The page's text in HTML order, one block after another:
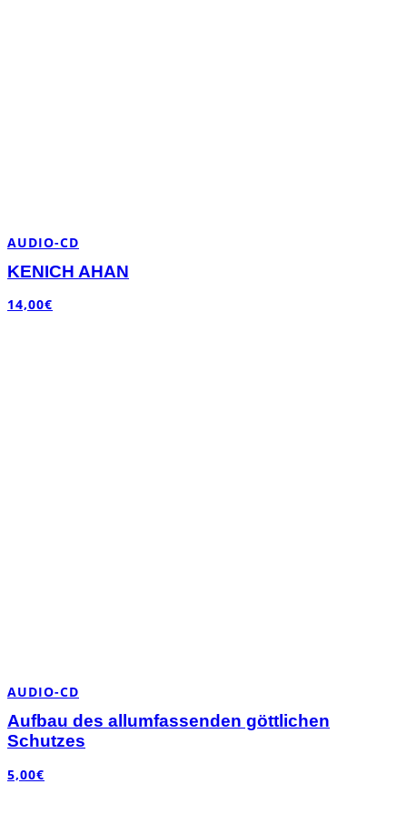
AUDIO-CD
KENICH AHAN
14,00€
AUDIO-CD
Aufbau des allumfassenden göttlichen
Schutzes
5,00€